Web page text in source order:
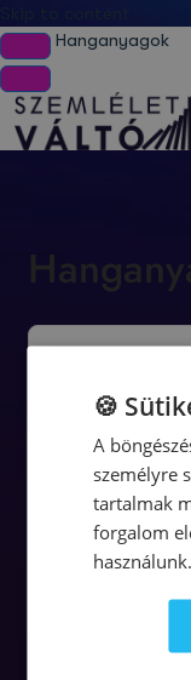
Hanganyagok
🍪
A
személyre
tartalmak
forgalom
használunk.